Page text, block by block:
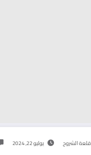
قلعة الشروح يوليو 22, 2024